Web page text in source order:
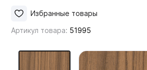
Мой ЭГГЕР
Артикул товара: 51995
Избранные товары